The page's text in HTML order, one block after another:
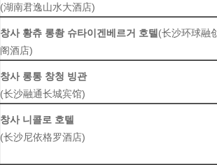
(湖南君逸山水大酒店)
창사 황츄 롱촹 슈타이겐베르거 호텔 (长沙环球融
阁酒店)
창사 롱통 창청 빙관
(长沙融通长城宾馆)
창사 니 콜로 호텔
(长沙尼依格罗酒店)